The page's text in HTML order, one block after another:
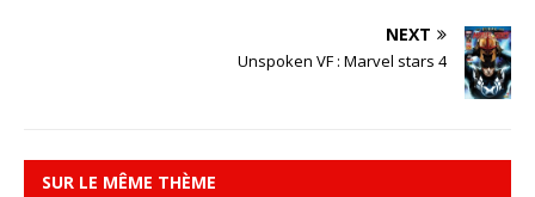
NEXT
Unspoken VF : Marvel stars 4
SUR LE MÊME THÈME